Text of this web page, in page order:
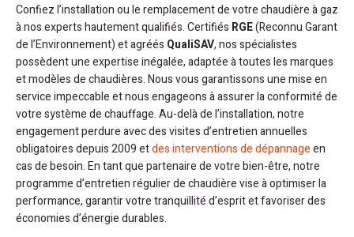
Confiez l’installation ou le remplacement de votre chaudière à gaz
à nos experts hautement qualifiés. Certifiés RGE(Reconnu Garant
de l’Environnement) et agréés QualiSAV, nos spécialistes
possèdent une expertise inégalée, adaptée à toutes les marques
et modèles de chaudières. Nous vous garantissons une mise en
service impeccable et nous engageons à assurer la conformité de
votre système de chauffage. Au-delà de l’installation, notre
engagement perdure avec des visites d’entretien annuelles
obligatoires depuis 2009 etdes interventions de dépannageen
cas de besoin. En tant que partenaire de votre bien-être, notre
programme d’entretien régulier de chaudière vise à optimiser la
performance, garantir votre tranquillité d’esprit et favoriser des
économies d’énergie durables.